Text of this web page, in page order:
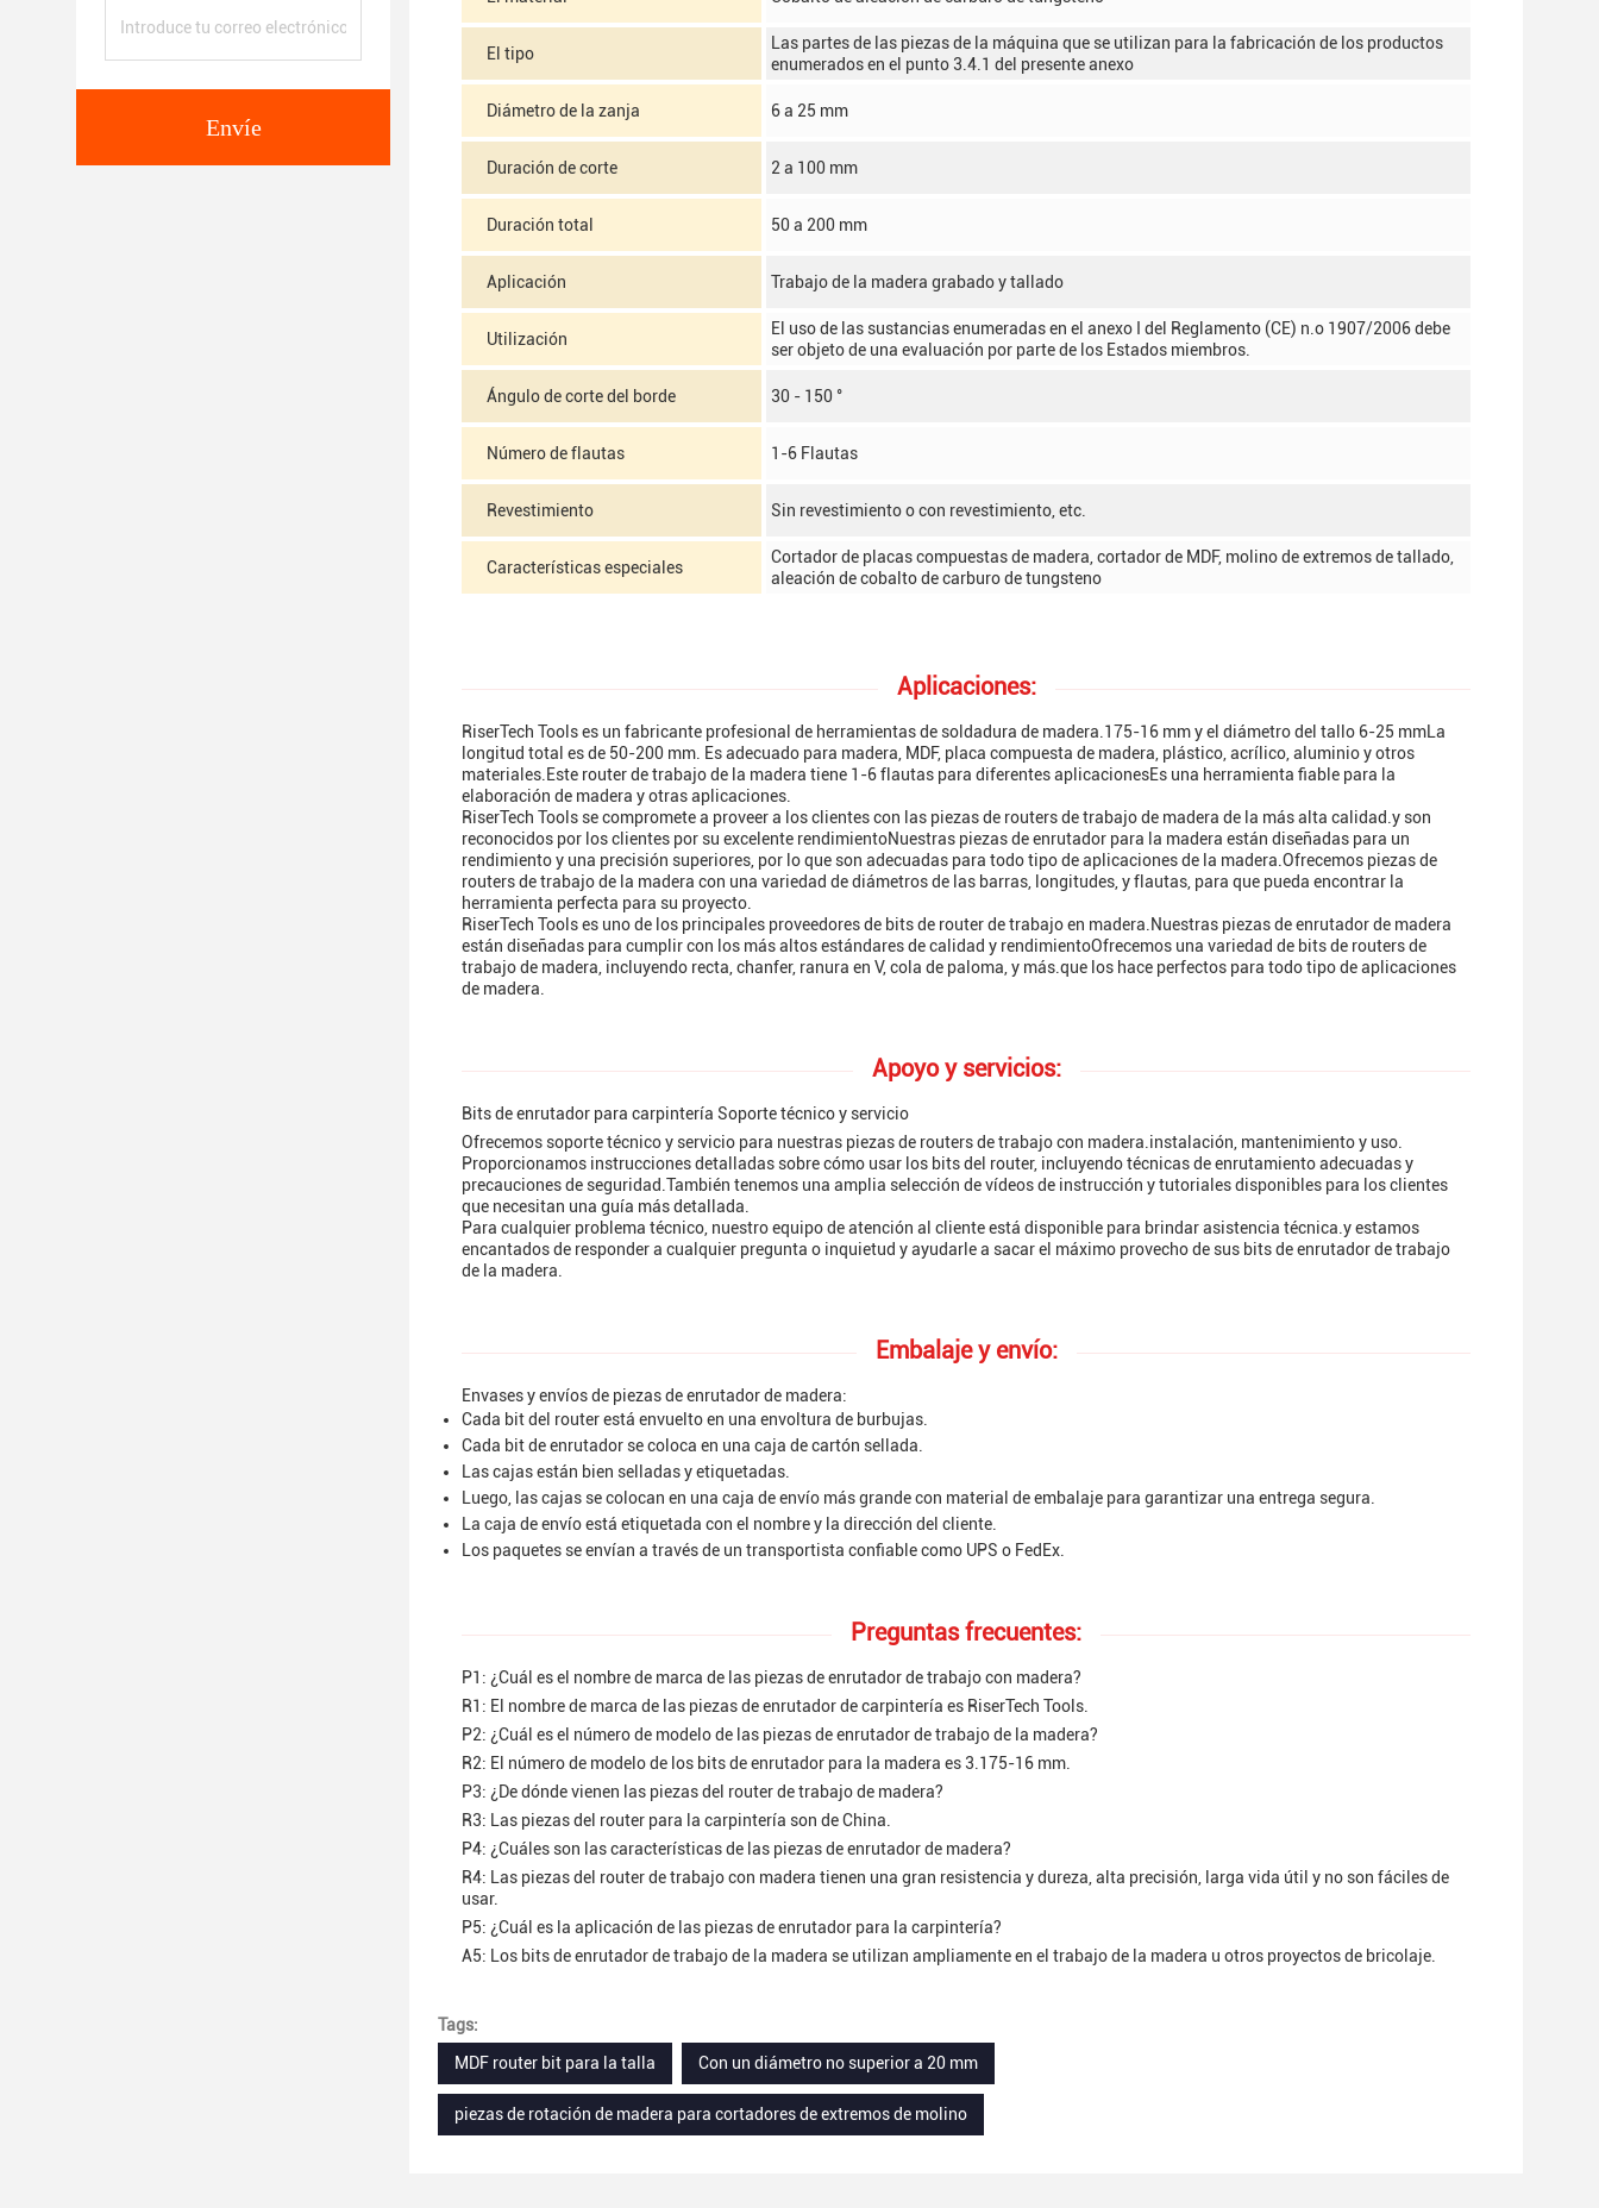
Envíe
El tipo
Las partes de las piezas de la máquina que se utilizan para la fabricación de los productos
enumerados en el punto 3.4.1 del presente anexo
Diámetro de la zanja 6 a 25 mm
Duración de corte 2 a 100 mm
Duración total 50 a 200 mm
Aplicación Trabajo de la madera grabado y tallado
Utilización
El uso de las sustancias enumeradas en el anexo I del Reglamento (CE) n.o 1907/2006 debe
ser objeto de una evaluación por parte de los Estados miembros.
Ángulo de corte del borde 30 - 150 °
Número de flautas 1-6 Flautas
Revestimiento Sin revestimiento o con revestimiento, etc.
Características especiales
Cortador de placas compuestas de madera, cortador de MDF, molino de extremos de tallado,
aleación de cobalto de carburo de tungsteno
Aplicaciones:
RiserTech Tools es un fabricante profesional de herramientas de soldadura de madera.175-16 mm y el diámetro del tallo 6-25 mmLa
longitud total es de 50-200 mm. Es adecuado para madera, MDF, placa compuesta de madera, plástico, acrílico, aluminio y otros
materiales.Este router de trabajo de la madera tiene 1-6 flautas para diferentes aplicacionesEs una herramienta fiable para la
elaboración de madera y otras aplicaciones.
RiserTech Tools se compromete a proveer a los clientes con las piezas de routers de trabajo de madera de la más alta calidad.y son
reconocidos por los clientes por su excelente rendimientoNuestras piezas de enrutador para la madera están diseñadas para un
rendimiento y una precisión superiores, por lo que son adecuadas para todo tipo de aplicaciones de la madera.Ofrecemos piezas de
routers de trabajo de la madera con una variedad de diámetros de las barras, longitudes, y flautas, para que pueda encontrar la
herramienta perfecta para su proyecto.
RiserTech Tools es uno de los principales proveedores de bits de router de trabajo en madera.Nuestras piezas de enrutador de madera
están diseñadas para cumplir con los más altos estándares de calidad y rendimientoOfrecemos una variedad de bits de routers de
trabajo de madera, incluyendo recta, chanfer, ranura en V, cola de paloma, y más.que los hace perfectos para todo tipo de aplicaciones
de madera.
Apoyo y servicios:
Bits de enrutador para carpintería Soporte técnico y servicio
Ofrecemos soporte técnico y servicio para nuestras piezas de routers de trabajo con madera.instalación, mantenimiento y uso.
Proporcionamos instrucciones detalladas sobre cómo usar los bits del router, incluyendo técnicas de enrutamiento adecuadas y
precauciones de seguridad.También tenemos una amplia selección de vídeos de instrucción y tutoriales disponibles para los clientes
que necesitan una guía más detallada.
Para cualquier problema técnico, nuestro equipo de atención al cliente está disponible para brindar asistencia técnica.y estamos
encantados de responder a cualquier pregunta o inquietud y ayudarle a sacar el máximo provecho de sus bits de enrutador de trabajo
de la madera.
Embalaje y envío:
Envases y envíos de piezas de enrutador de madera:
Cada bit del router está envuelto en una envoltura de burbujas.
Cada bit de enrutador se coloca en una caja de cartón sellada.
Las cajas están bien selladas y etiquetadas.
Luego, las cajas se colocan en una caja de envío más grande con material de embalaje para garantizar una entrega segura.
La caja de envío está etiquetada con el nombre y la dirección del cliente.
Los paquetes se envían a través de un transportista confiable como UPS o FedEx.
Preguntas frecuentes:
P1: ¿Cuál es el nombre de marca de las piezas de enrutador de trabajo con madera?
R1: El nombre de marca de las piezas de enrutador de carpintería es RiserTech Tools.
P2: ¿Cuál es el número de modelo de las piezas de enrutador de trabajo de la madera?
R2: El número de modelo de los bits de enrutador para la madera es 3.175-16 mm.
P3: ¿De dónde vienen las piezas del router de trabajo de madera?
R3: Las piezas del router para la carpintería son de China.
P4: ¿Cuáles son las características de las piezas de enrutador de madera?
R4: Las piezas del router de trabajo con madera tienen una gran resistencia y dureza, alta precisión, larga vida útil y no son fáciles de
usar.
P5: ¿Cuál es la aplicación de las piezas de enrutador para la carpintería?
A5: Los bits de enrutador de trabajo de la madera se utilizan ampliamente en el trabajo de la madera u otros proyectos de bricolaje.
Tags:
MDF router bit para la talla
Con un diámetro no superior a 20 mm
piezas de rotación de madera para cortadores de extremos de molino